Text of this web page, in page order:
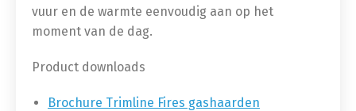
vuur en de warmte eenvoudig aan op het
moment van de dag.
Product downloads
Brochure Trimline Fires gashaarden